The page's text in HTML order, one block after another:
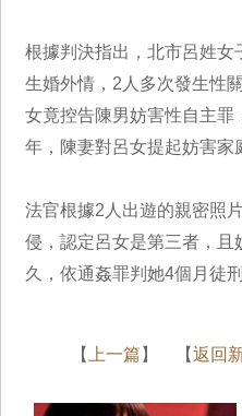
根據判決指出，北市呂姓
生婚外情，2人多次發生性
女竟控告陳男妨害性自主
年，陳妻對呂女提起妨害家
法官根據2人出遊的親密照
侵，認定呂女是第三者，且
久，依通姦罪判她4個月徒刑
【 上一篇 】 【返回